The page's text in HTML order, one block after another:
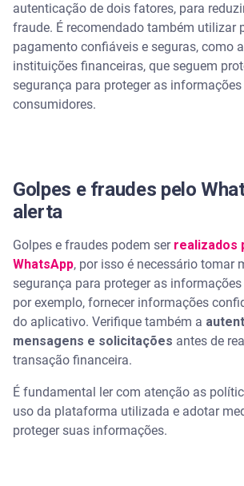
autenticação de dois fatores, para
fraude. É recomendado também utilizar
pagamento confiáveis e seguras, como
instituições financeiras, que seguem
segurança para proteger as
consumidores.
Golpes e fraudes pelo
alerta
Golpes e fraudes podem ser realizados
WhatsApp, por isso é necessário tomar
segurança para proteger as
por exemplo, fornecer informações
do aplicativo. Verifique também a
mensagens e solicitações antes de
transação financeira.
É fundamental ler com atenção as
uso da plataforma utilizada e adotar
proteger suas informações.